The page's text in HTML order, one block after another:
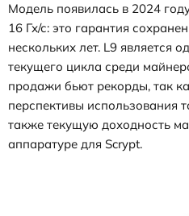
Модель появилась в 2024
16 Гх/с: это гарантия
нескольких лет. L9 является
текущего цикла среди
продажи бьют рекорды, так
перспективы использования
также текущую доходность
аппаратуре для Scrypt.